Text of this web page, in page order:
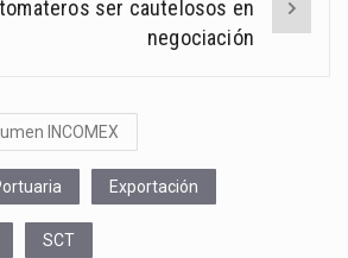
tomateros ser cautelosos en
negociación
INCOMEX
Exportación
SCT